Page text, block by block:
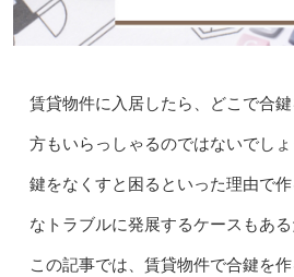
賃貸物件に入居したら、どこで合
方もいらっしゃるのではないでしょ
鍵をなくすと困るといった理由で
なトラブルに発展するケースもある
この記事では、賃貸物件で合鍵を